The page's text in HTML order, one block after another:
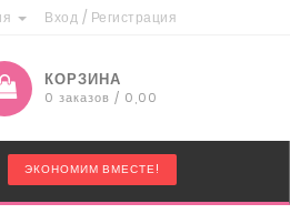
Вход / Регистрация
КОРЗИНА
0 заказов / 0,00
ЭКОНОМИМ ВМЕСТЕ!